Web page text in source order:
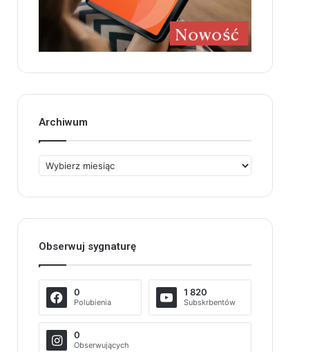
Archiwum
Archiwum
Obserwuj sygnaturę
0
Polubienia
1 820
Subskrbentów
0
Obserwujących